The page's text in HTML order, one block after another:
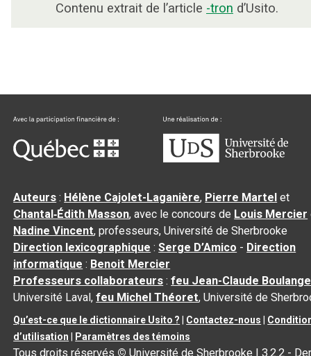
Contenu extrait de l’article -tron d’Usito.
Auteurs : Hélène Cajolet-Laganière, Pierre Martel et
Chantal‑Édith Masson, avec le concours de Louis Mercier
Nadine Vincent, professeurs, Université de Sherbrooke
Direction lexicographique :Serge D’Amico - Direction
informatique : Benoit Mercier
Professeurs collaborateurs :feu Jean-Claude
Université Laval,feu Michel Théoret, Université de
Qu’est-ce que le dictionnaire Usito ? Contactez-nous
d’utilisation
Paramètres des témoins
Tous droits réservés © Université de Sherbrooke |3.2.2 -